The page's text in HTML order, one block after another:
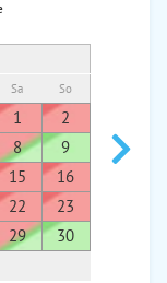
Sa So
1
2
8
9
15
16
22
23
29
30
7